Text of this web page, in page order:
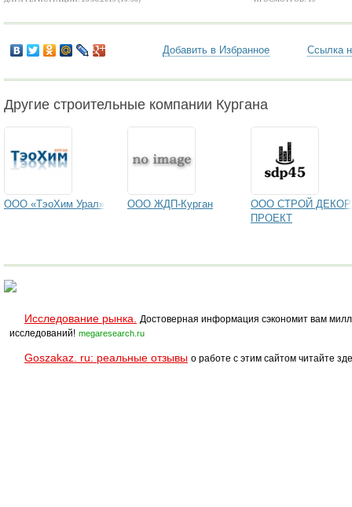
Добавить в Избранное Ссылка
Другие строительные компании Кургана
ООО «ТэоХим Урал» ООО ЖДП-Курган
ООО СТРОЙ ДЕКОР
ПРОЕКТ
Исследование рынка.
Достоверная информация сэкономит вам
исследований! megaresearch.ru
Goszakaz. ru: реальные отзывы о работе с этим сайтом читайте